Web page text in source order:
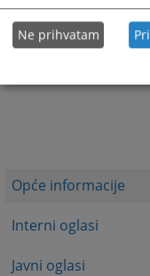
Opće informacije
Interni oglasi
Javni oglasi
Ne prihvatam